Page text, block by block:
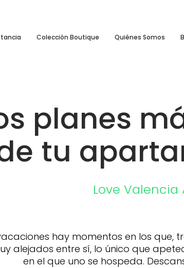
Colección Boutique Quiénes Somos
planes
tu
Love Valencia
hay momentos en los que,
alejados entre sí, lo único que
en el que uno se hospeda.